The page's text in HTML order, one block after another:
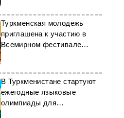
Туркменская молодежь
приглашена к участию в
Всемирном фестивале
молодежи
В Туркменистане стартуют
ежегодные языковые
олимпиады для
старшеклассников